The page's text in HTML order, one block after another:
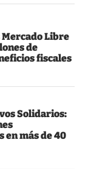
Mercado Libre
de
fiscales
Solidarios:
en más de 40